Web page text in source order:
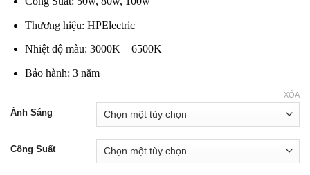
Thương hiệu: HPElectric
Nhiệt độ màu: 3000K – 6500K
Bảo hành: 3 năm
Ánh Sáng
Công Suất
XÓA